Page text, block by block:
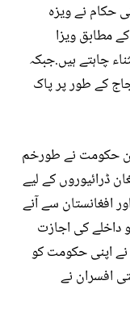
حکام نے ویزہ
مطابق ویزا
چاہتے ہیں.جبکہ
کے طور پر پاک
حکومت نے طورخم
ڈرائیوروں کے لیے
افغانستان سے آنے
داخلے کی اجازت
اپنی حکومت کو
افسران نے